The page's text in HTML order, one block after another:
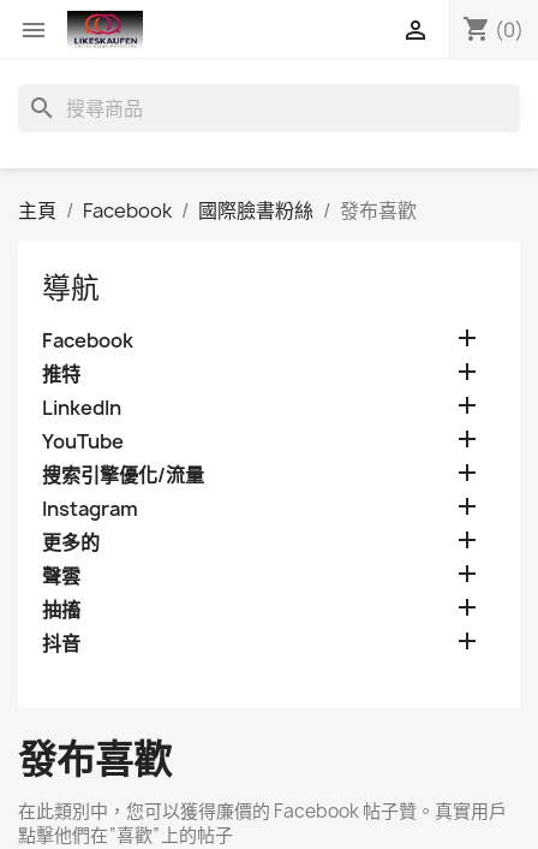
 shopping_cart (0)

search
主頁 Facebook 國際臉書粉絲 發布喜歡
導航
Facebook 
推特 
LinkedIn 
YouTube 
搜索引擎優化/流量 
Instagram 
更多的 
聲雲 
抽搐 
抖音 
發布喜歡
在此類別中，您可以獲得廉價的 Facebook 帖子贊。真實用戶
點擊他們在“喜歡”上的帖子